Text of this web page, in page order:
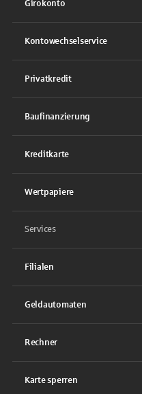
Girokonto
Kontowechselservice
Privatkredit
Baufinanzierung
Kreditkarte
Wertpapiere
Services
Filialen
Geldautomaten
Rechner
Karte sperren